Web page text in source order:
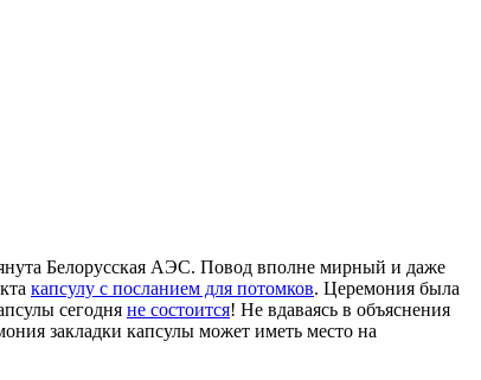
Белорусская АЭС. Повод вполне мирный и даже
капсулу с посланием для потомков. Церемония была
сегодня не состоится! Не вдаваясь в объяснения
закладки капсулы может иметь место на